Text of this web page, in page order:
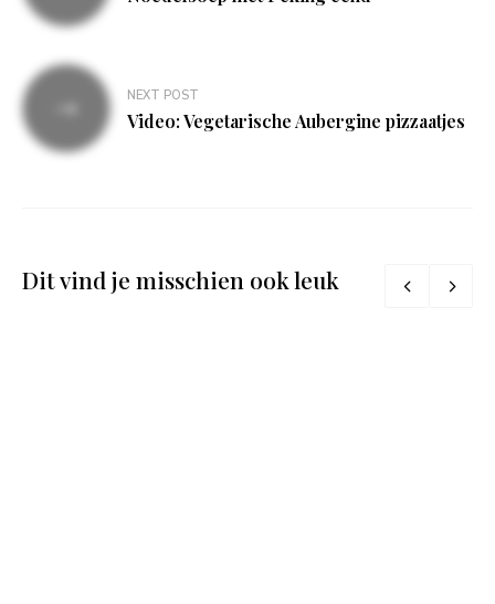
NEXT POST
Video: Vegetarische Aubergine pizzaatjes
Dit vind je misschien ook leuk